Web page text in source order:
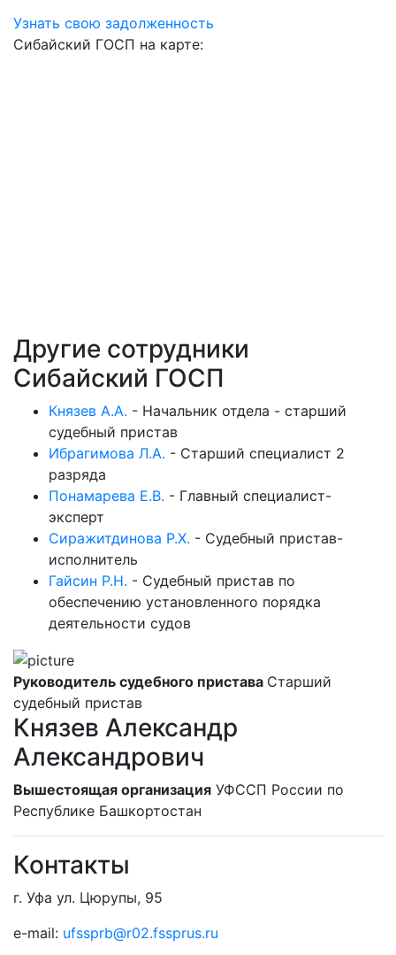
Узнать свою задолженность
Сибайский ГОСП на карте:
Другие сотрудники
Сибайский ГОСП
Князев А.А. - Начальник отдела - старший
судебный пристав
Ибрагимова Л.А. - Старший специалист 2
разряда
Понамарева Е.В. - Главный специалист-
эксперт
Сиражитдинова Р.Х. - Судебный пристав-
исполнитель
Гайсин Р.Н. - Судебный пристав по
обеспечению установленного порядка
деятельности судов
Руководитель судебного пристава Старший
судебный пристав
Князев Александр
Александрович
Вышестоящая организация УФССП России по
Республике Башкортостан
Контакты
г. Уфа ул. Цюрупы, 95
e-mail: ufssprb@r02.fssprus.ru